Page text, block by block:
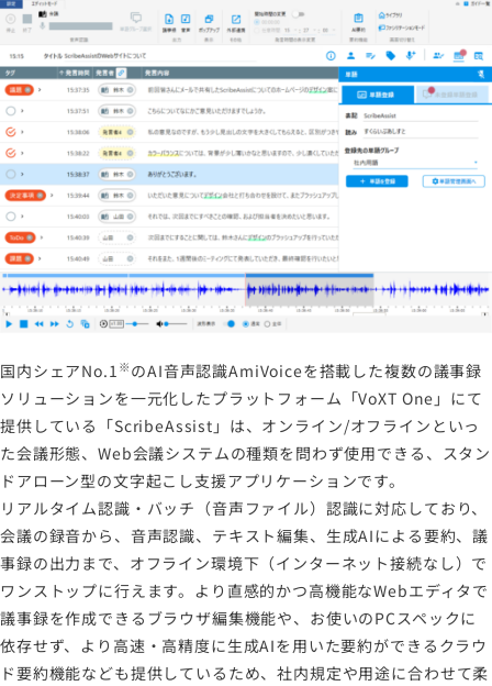
国内シェアNo.1 ※ のAI音声認識AmiVoiceを搭載した複数の議事録
ソリューションを一元化したプラットフォーム「VoXT One」にて
提供している「ScribeAssist」は、オンライン/オフラインといっ
た会議形態、Web会議システムの種類を問わず使用できる、スタン
ドアローン型の文字起こし支援アプリケーションです。
リアルタイム認識・バッチ（音声ファイル）認識に対応しており、
会議の録音から、音声認識、テキスト編集、生成AIによる要約、議
事録の出力まで、オフライン環境下（インターネット接続なし）で
ワンストップに行えます。より直感的かつ高機能なWebエディタで
議事録を作成できるブラウザ編集機能や、お使いのPCスペックに
依存せず、より高速・高精度に生成AIを用いた要約ができるクラウ
ド要約機能なども提供しているため、社内規定や用途に合わせて柔